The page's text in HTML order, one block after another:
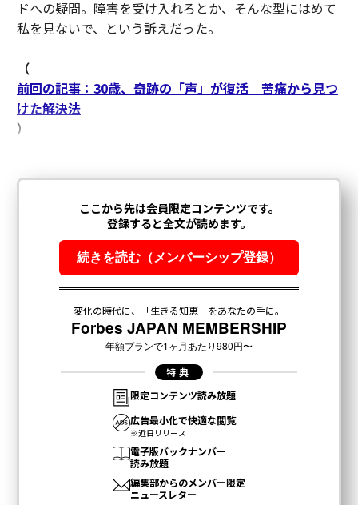
ドへの疑問。障害を受け入れろとか、そんな型にはめて
私を見ないで、という訴えだった。
（
前回の記事：30歳、奇跡の「声」が復活 苦痛から見つ
けた解決法
）